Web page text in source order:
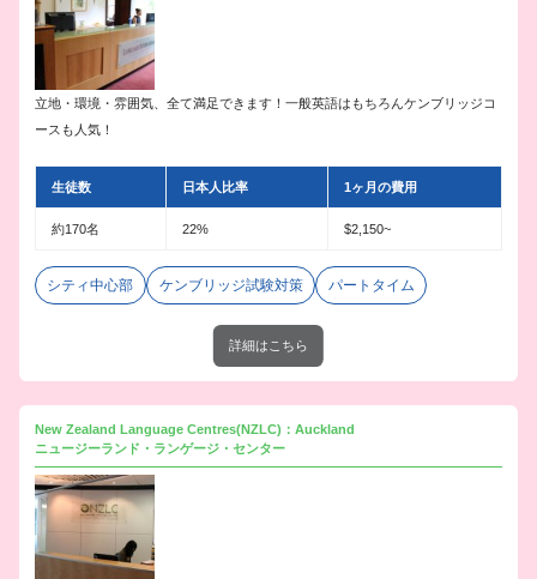
立地・環境・雰囲気、全て満足できます！一般英語はもちろんケンブリッジコ
ースも人気！
生徒数 日本人比率 1ヶ月の費用
約170名 22% $2,150~
シティ中心部 ケンブリッジ試験対策 パートタイム
詳細はこちら
New Zealand Language Centres(NZLC)：Auckland
ニュージーランド・ランゲージ・センター